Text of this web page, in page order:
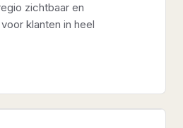
zichtbaar en
klanten in heel